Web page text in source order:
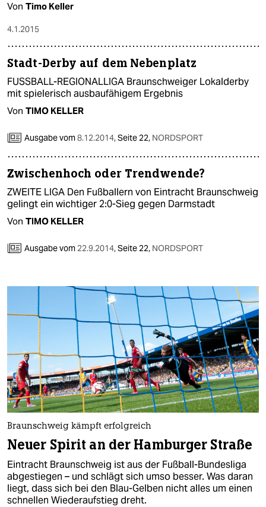
Von Timo Keller
4.1.2015
Stadt-Derby auf dem Nebenplatz
FUSSBALL-REGIONALLIGA Braunschweiger Lokalderby
mit spielerisch ausbaufähigem Ergebnis
Von TIMO KELLER
Ausgabe vom8.12.2014,Seite 22, NORDSPORT
Zwischenhoch oder Trendwende?
ZWEITE LIGA Den Fußballern von Eintracht Braunschweig
gelingt ein wichtiger 2:0-Sieg gegen Darmstadt
Von TIMO KELLER
Ausgabe vom 22.9.2014,Seite 22, NORDSPORT
Braunschweig kämpft erfolgreich
Neuer Spirit an der Hamburger Straße
Eintracht Braunschweig ist aus der Fußball-Bundesliga
abgestiegen – und schlägt sich umso besser. Was daran
liegt, dass sich bei den Blau-Gelben nicht alles um einen
schnellen Wiederaufstieg dreht.